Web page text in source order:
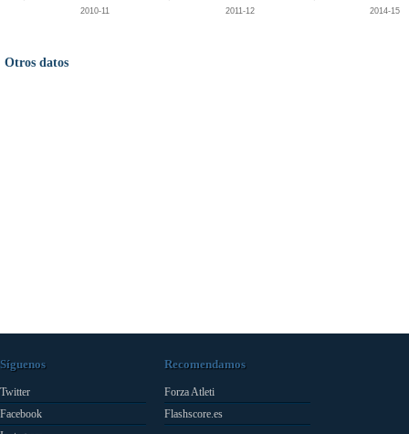
2010-11 2011-12 2014-15
Otros datos
Síguenos
Twitter
Facebook
Recomendamos
Forza Atleti
Flashscore.es